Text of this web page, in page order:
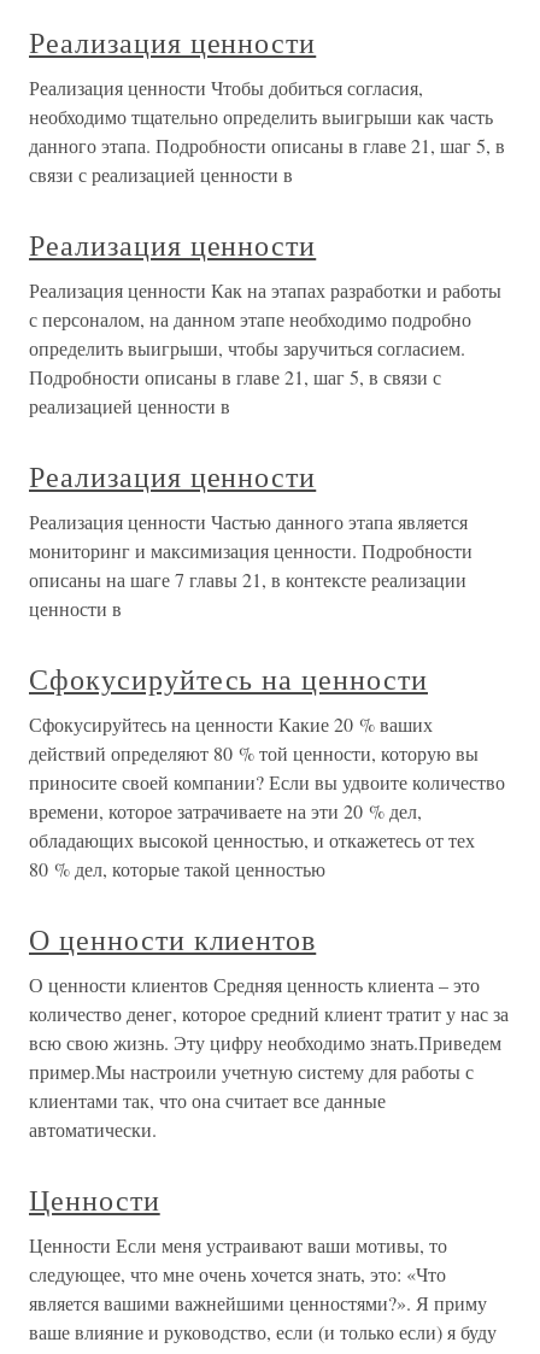
Реализация ценности
Реализация ценности Чтобы добиться согласия,
необходимо тщательно определить выигрыши как часть
данного этапа. Подробности описаны в главе 21, шаг 5, в
связи с реализацией ценности в
Реализация ценности
Реализация ценности Как на этапах разработки и работы
с персоналом, на данном этапе необходимо подробно
определить выигрыши, чтобы заручиться согласием.
Подробности описаны в главе 21, шаг 5, в связи с
реализацией ценности в
Реализация ценности
Реализация ценности Частью данного этапа является
мониторинг и максимизация ценности. Подробности
описаны на шаге 7 главы 21, в контексте реализации
ценности в
Сфокусируйтесь на ценности
Сфокусируйтесь на ценности Какие 20 % ваших
действий определяют 80 % той ценности, которую вы
приносите своей компании? Если вы удвоите количество
времени, которое затрачиваете на эти 20 % дел,
обладающих высокой ценностью, и откажетесь от тех
80 % дел, которые такой ценностью
О ценности клиентов
О ценности клиентов Средняя ценность клиента – это
количество денег, которое средний клиент тратит у нас за
всю свою жизнь. Эту цифру необходимо знать.Приведем
пример.Мы настроили учетную систему для работы с
клиентами так, что она считает все данные
автоматически.
Ценности
Ценности Если меня устраивают ваши мотивы, то
следующее, что мне очень хочется знать, это: «Что
является вашими важнейшими ценностями?». Я приму
ваше влияние и руководство, если (и только если) я буду